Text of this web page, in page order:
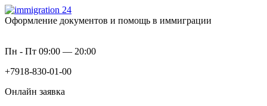
Оформление документов и помощь в иммиграции
Пн - Пт 09:00 — 20:00
+7918-830-01-00
Онлайн заявка